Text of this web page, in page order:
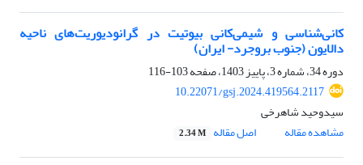
کانی‌شناسی و شیمی‌کانی بیوتیت در گرانودیوریت‌های ناحیه
دالایون (جنوب بروجرد- ایران)
دوره 34، شماره 3، پاییز 1403، صفحه
103-116
10.22071/gsj.2024.419564.2117
سیدوحید شاهرخی
مشاهده مقاله
اصل مقاله 2.34 M